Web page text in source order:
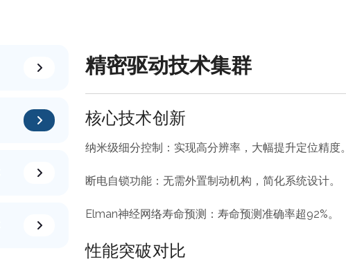
精密驱动技术集群
核心技术创新
纳米级细分控制：实现高分辨率，大幅提升定位精度。
断电自锁功能：无需外置制动机构，简化系统设计。
Elman神经网络寿命预测：寿命预测准确率超92%。
性能突破对比